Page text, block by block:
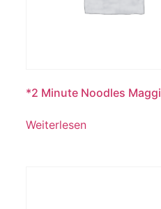
*2 Minute Noodles Maggi
Weiterlesen